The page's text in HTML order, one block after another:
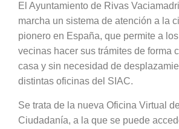
El Ayuntamiento de Rivas
marcha un sistema de atención a la
pionero en España, que permite a
vecinas hacer sus trámites de forma
casa y sin necesidad de
distintas oficinas del SIAC.
Se trata de la nueva Oficina Virtual
Ciudadanía, a la que se puede